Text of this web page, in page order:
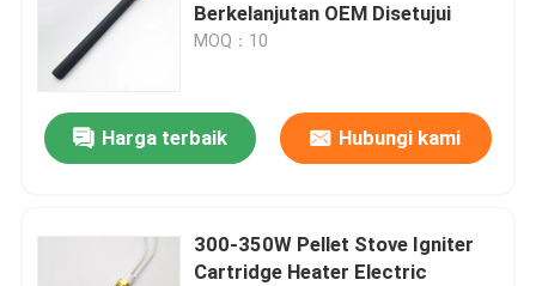
Rumah
Berkelanjutan OEM Disetujui
MOQ：10
Harga terbaik Hubungi kami
300-350W Pellet Stove Igniter
Cartridge Heater Electric